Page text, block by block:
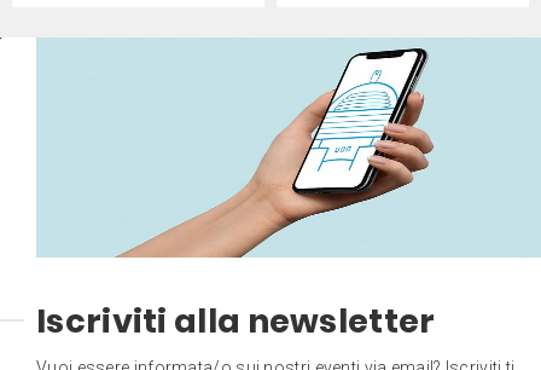
Iscriviti alla newsletter